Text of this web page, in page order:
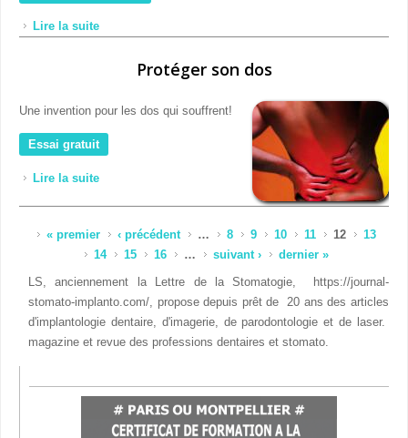
Lire la suite
Protéger son dos
Une invention pour les dos qui souffrent!
Essai gratuit
Lire la suite
Pages
« premier ‹ précédent … 8 9 10 11 12
13
14
15 16 … suivant › dernier »
LS, anciennement la Lettre de la Stomatogie, https://journal-
stomato-implanto.com/, propose depuis prêt de 20 ans des articles
d'implantologie dentaire, d'imagerie, de parodontologie et de laser.
magazine et revue des professions dentaires et stomato.